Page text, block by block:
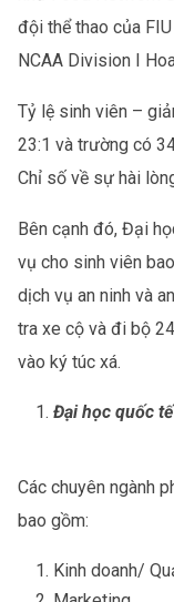
đội thể thao của
NCAA Division I
Tỷ lệ sinh viên –
23:1 và trường có
Chỉ số về sự hài
Bên cạnh đó, Đại
vụ cho sinh viên
dịch vụ an ninh và
tra xe cộ và đi bộ
vào ký túc xá.
Đại học quốc
Các chuyên ngành
bao gồm:
Kinh doanh/